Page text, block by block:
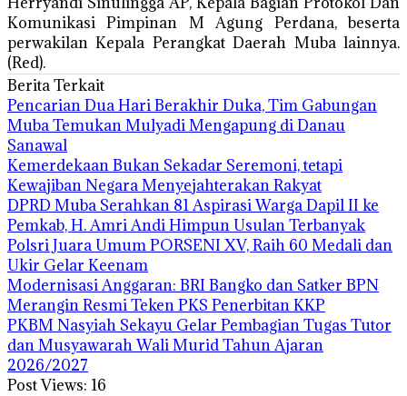
Komunikasi Pimpinan M Agung Perdana, beserta
perwakilan Kepala Perangkat Daerah Muba lainnya.
(Red).
Berita Terkait
Pencarian Dua Hari Berakhir Duka, Tim Gabungan
Muba Temukan Mulyadi Mengapung di Danau
Sanawal
Kemerdekaan Bukan Sekadar Seremoni, tetapi
Kewajiban Negara Menyejahterakan Rakyat
DPRD Muba Serahkan 81 Aspirasi Warga Dapil II ke
Pemkab, H. Amri Andi Himpun Usulan Terbanyak
Polsri Juara Umum PORSENI XV, Raih 60 Medali dan
Ukir Gelar Keenam
Modernisasi Anggaran: BRI Bangko dan Satker BPN
Merangin Resmi Teken PKS Penerbitan KKP
PKBM Nasyiah Sekayu Gelar Pembagian Tugas Tutor
dan Musyawarah Wali Murid Tahun Ajaran
2026/2027
Post Views: 16